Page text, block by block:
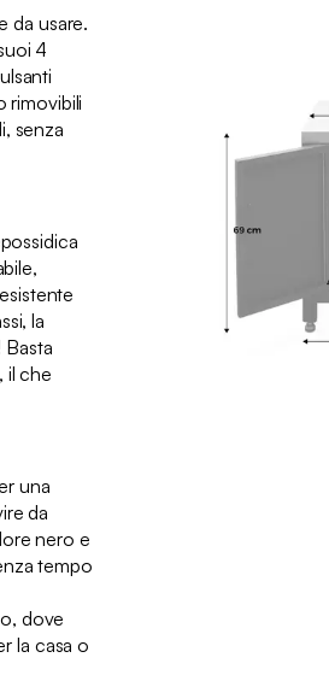
da usare.
4
rimovibili
senza
la
il che
una
da
nero e
tempo
dove
la casa o